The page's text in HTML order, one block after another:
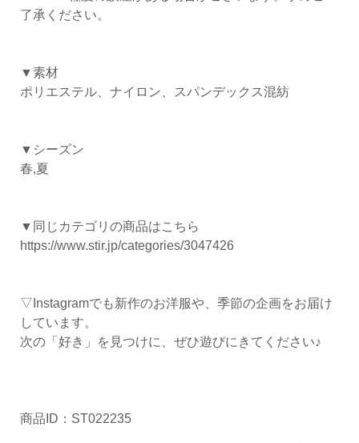
了承ください。
▼素材
ポリエステル、ナイロン、スパンデックス混紡
▼シーズン
春,夏
▼同じカテゴリの商品はこちら
https://www.stir.jp/categories/3047426
▽Instagramでも新作のお洋服や、季節の企画をお届け
しています。
次の「好き」を見つけに、ぜひ遊びにきてください♪
商品ID：ST022235